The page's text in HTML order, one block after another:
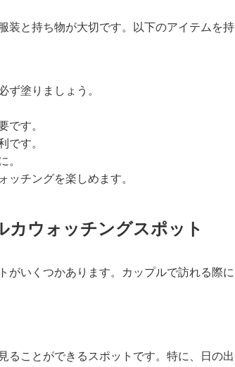
装と持ち物が大切です。以下のアイテムを持
ず塗りましょう。
です。
です。
。
ッチングを楽しめます。
カウォッチングスポット
がいくつかあります。カップルで訪れる際に
ることができるスポットです。特に、日の出